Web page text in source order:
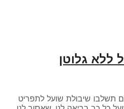
גלוטן
שיבולת שועל לתפריט